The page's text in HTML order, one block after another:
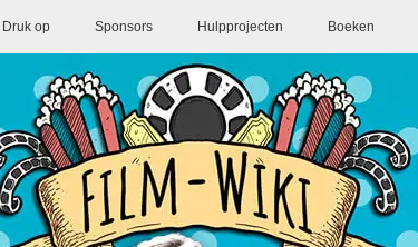
Druk op Sponsors Hulpprojecten Boeken